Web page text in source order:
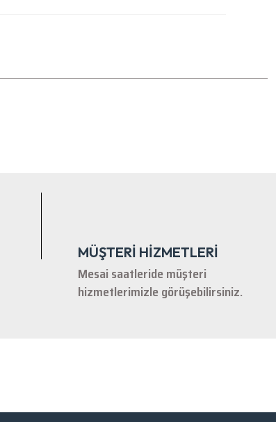
MÜŞTERİ HİZMETLERİ
Mesai saatleride müşteri
hizmetlerimizle görüşebilirsiniz.